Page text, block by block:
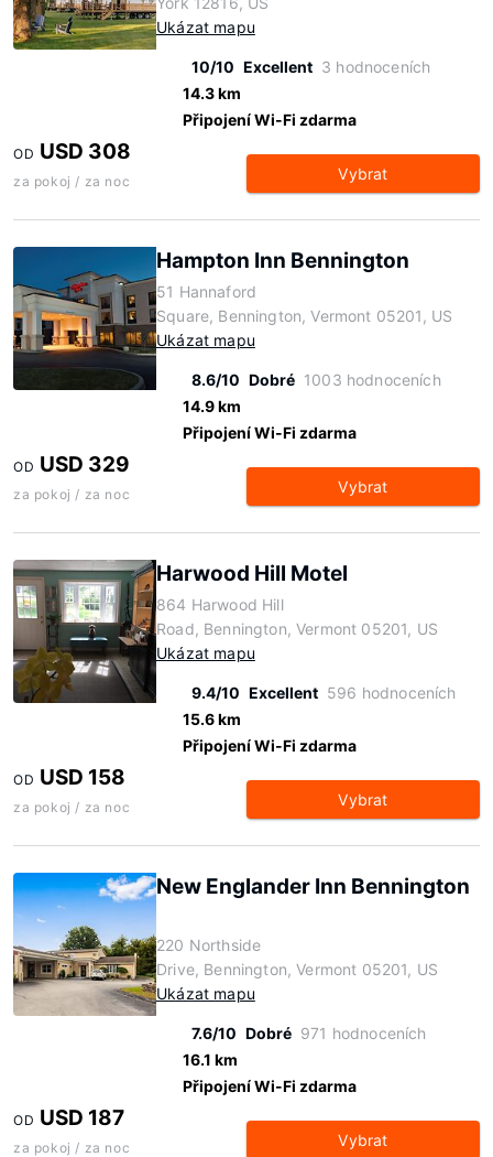
Ukázat mapu
10/10 Excellent 3 hodnoceních
14.3 km
Připojení Wi-Fi zdarma
OD USD 308
za pokoj / za noc Vybrat
Hampton Inn Bennington
51 Hannaford
Square, Bennington, Vermont 05201, US
Ukázat mapu
8.6/10 Dobré 1003 hodnoceních
14.9 km
Připojení Wi-Fi zdarma
OD USD 329
za pokoj / za noc Vybrat
Harwood Hill Motel
864 Harwood Hill
Road, Bennington, Vermont 05201, US
Ukázat mapu
9.4/10 Excellent 596 hodnoceních
15.6 km
Připojení Wi-Fi zdarma
OD USD 158
za pokoj / za noc Vybrat
New Englander Inn Bennington
220 Northside
Drive, Bennington, Vermont 05201, US
Ukázat mapu
7.6/10 Dobré 971 hodnoceních
16.1 km
Připojení Wi-Fi zdarma
OD USD 187
za pokoj / za noc Vybrat